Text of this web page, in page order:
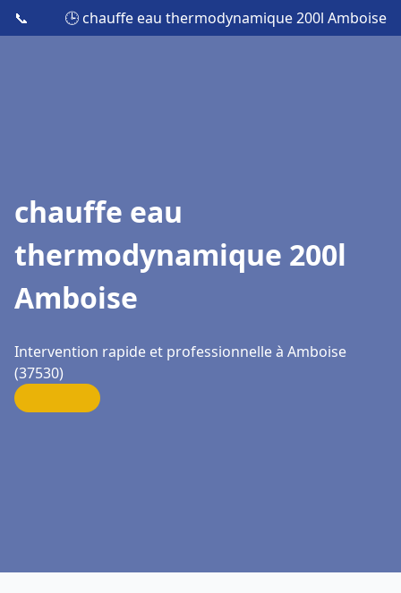
📞 🕒 chauffe eau thermodynamique 200l Amboise
chauffe eau
thermodynamique 200l
Amboise
Intervention rapide et professionnelle à Amboise
(37530)